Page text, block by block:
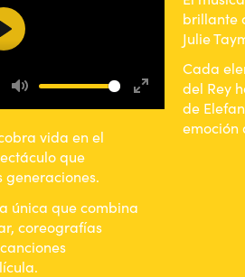
Mute
Enter
fullscreen
Play
vida en el
que
generaciones.
única que combina
coreografías
brillante
Julie
Cada
del Rey
de
emoción